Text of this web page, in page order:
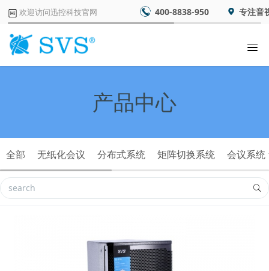
欢迎访问迅控科技官网 400-8838-950 专注音
产品中心
全部 无纸化会议 分布式系统 矩阵切换系统 会议系统